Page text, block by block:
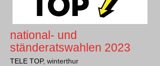
national- und
ständeratswahlen 2023
TELE TOP, winterthur